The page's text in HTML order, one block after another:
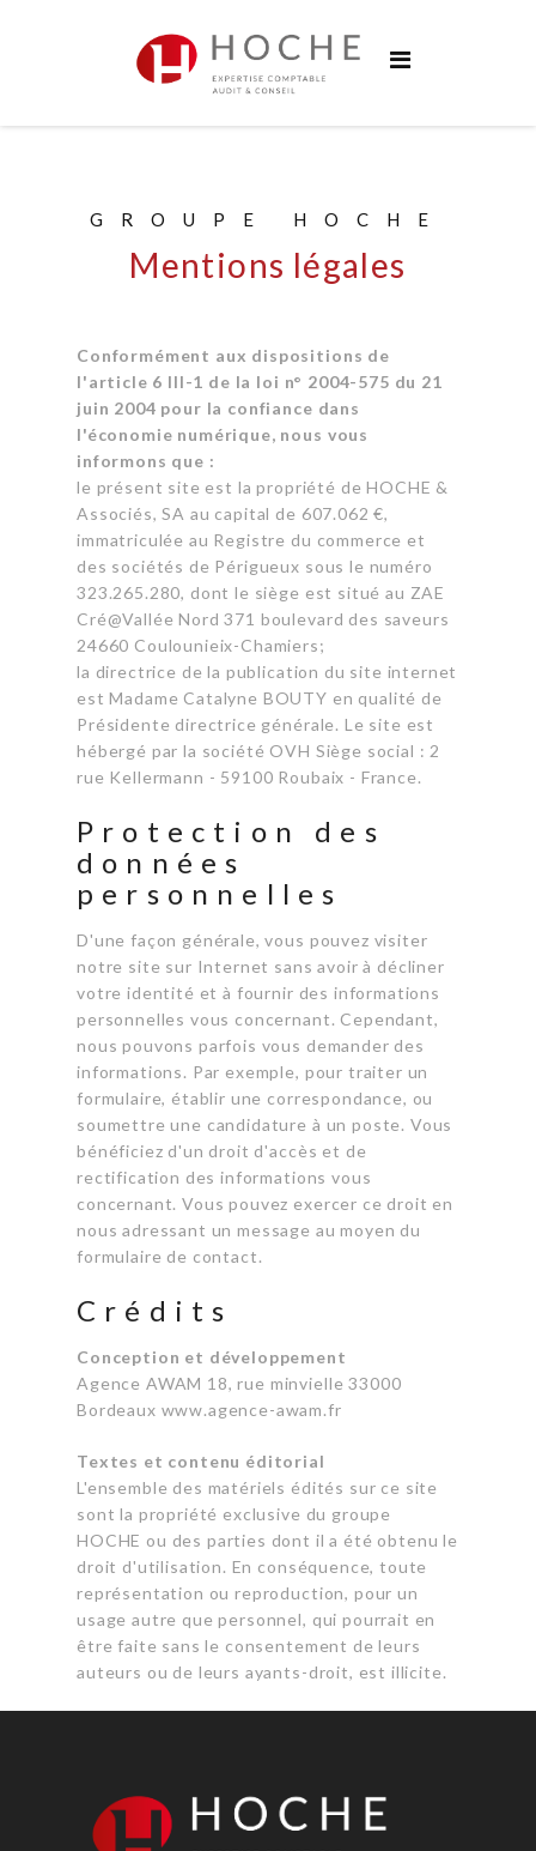
Services
Formations
Contact
GROUPE HOCHE
Mentions légales
Conformément aux dispositions de
l'article 6 III-1 de la loi n° 2004-575 du 21
juin 2004 pour la confiance dans
l'économie numérique, nous vous
informons que :
le présent site est la propriété de HOCHE &
Associés, SA au capital de 607.062 €,
immatriculée au Registre du commerce et
des sociétés de Périgueux sous le numéro
323.265.280, dont le siège est situé au ZAE
Cré@Vallée Nord 371 boulevard des saveurs
24660 Coulounieix-Chamiers;
la directrice de la publication du site internet
est Madame Catalyne BOUTY en qualité de
Présidente directrice générale. Le site est
hébergé par la société OVH Siège social : 2
rue Kellermann - 59100 Roubaix - France.
Protection des
données
personnelles
D'une façon générale, vous pouvez visiter
notre site sur Internet sans avoir à décliner
votre identité et à fournir des informations
personnelles vous concernant. Cependant,
nous pouvons parfois vous demander des
informations. Par exemple, pour traiter un
formulaire, établir une correspondance, ou
soumettre une candidature à un poste. Vous
bénéficiez d'un droit d'accès et de
rectification des informations vous
concernant. Vous pouvez exercer ce droit en
nous adressant un message au moyen du
formulaire de contact.
Crédits
Conception et développement
Agence AWAM 18, rue minvielle 33000
Bordeaux www.agence-awam.fr
Textes et contenu éditorial
L'ensemble des matériels édités sur ce site
sont la propriété exclusive du groupe
HOCHE ou des parties dont il a été obtenu le
droit d'utilisation. En conséquence, toute
représentation ou reproduction, pour un
usage autre que personnel, qui pourrait en
être faite sans le consentement de leurs
auteurs ou de leurs ayants-droit, est illicite.